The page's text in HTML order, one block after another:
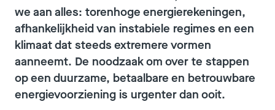
we aan alles: torenhoge energierekeningen,
afhankelijkheid van instabiele regimes en een
klimaat dat steeds extremere vormen
aanneemt. De noodzaak om over te stappen
op een duurzame, betaalbare en betrouwbare
energievoorziening is urgenter dan ooit.